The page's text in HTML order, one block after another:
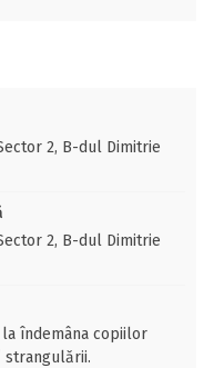
2, B-dul Dimitrie
2, B-dul Dimitrie
îndemâna copiilor